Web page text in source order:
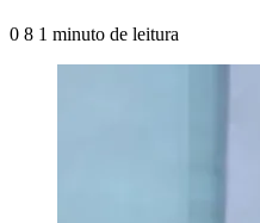
0 8 1 minuto de leitura